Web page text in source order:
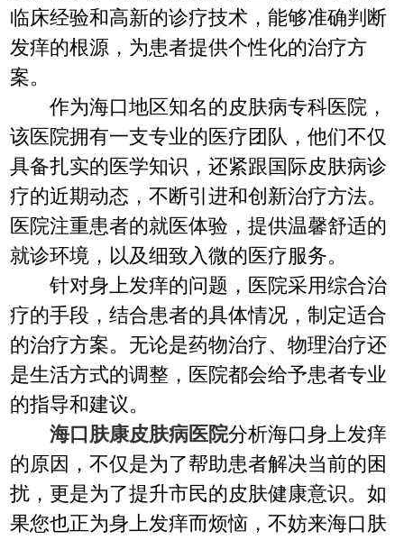
临床经验和高新的诊疗技术，能够准确判断
发痒的根源，为患者提供个性化的治疗方
案。
作为海口地区知名的皮肤病专科医院，
该医院拥有一支专业的医疗团队，他们不仅
具备扎实的医学知识，还紧跟国际皮肤病诊
疗的近期动态，不断引进和创新治疗方法。
医院注重患者的就医体验，提供温馨舒适的
就诊环境，以及细致入微的医疗服务。
针对身上发痒的问题，医院采用综合治
疗的手段，结合患者的具体情况，制定适合
的治疗方案。无论是药物治疗、物理治疗还
是生活方式的调整，医院都会给予患者专业
的指导和建议。
海口肤康皮肤病医院分析海口身上发痒
的原因，不仅是为了帮助患者解决当前的困
扰，更是为了提升市民的皮肤健康意识。如
果您也正为身上发痒而烦恼，不妨来海口肤